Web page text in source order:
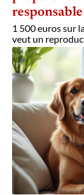
responsable
1 500 euros sur
veut un